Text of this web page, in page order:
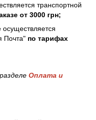
транспортной
от 3000 грн;
осуществляется
Почта" по тарифах
Оплата и